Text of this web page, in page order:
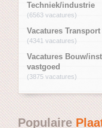
Techniek/industrie
(6563 vacatures)
Vacatures Transport
(4341 vacatures)
Vacatures Bouw/
vastgoed
(3875 vacatures)
Populaire